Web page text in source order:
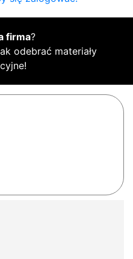
firma?
odebrać materiały